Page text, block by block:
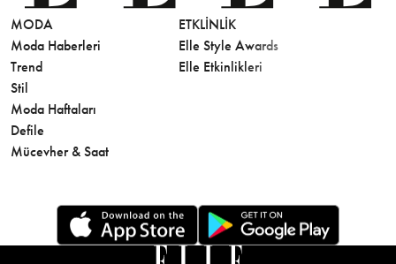
MODA
Moda Haberleri
Trend
Stil
Moda Haftaları
Defile
Mücevher & Saat
ETKLINLIK
Elle Style Awards
Elle Etkinlikleri